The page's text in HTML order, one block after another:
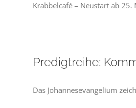
Krabbelcafé – Neustart ab
Predigtreihe:
Das Johannesevangelium